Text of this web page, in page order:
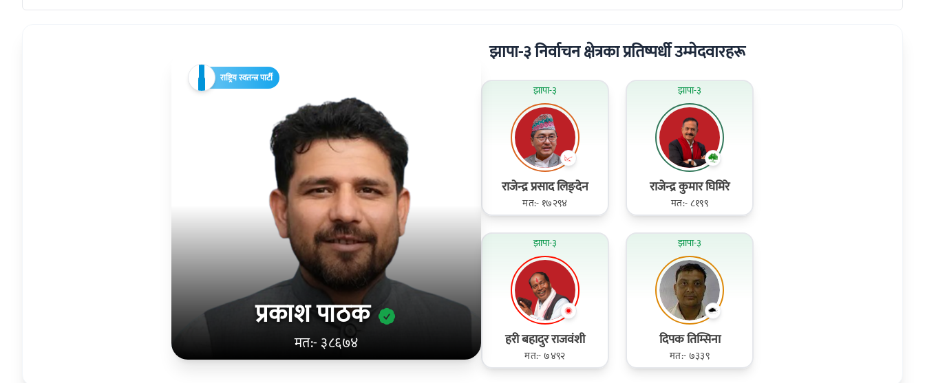
प्रकाश पाठक
मत:- ३८६७४
राष्ट्रिय स्वतन्त्र पार्टी
झापा-३ निर्वाचन क्षेत्रका प्रतिष्पर्धी उम्मेदवारहरू
झापा-३
राजेन्द्र प्रसाद लिङ्देन
मत:- १७२९४
झापा-३
राजेन्द्र कुमार घिमिरे
मत:- ८१९९
झापा-३
हरी बहादुर राजवंशी
मत:- ७४९२
झापा-३
दिपक तिम्सिना
मत:- ७३३९